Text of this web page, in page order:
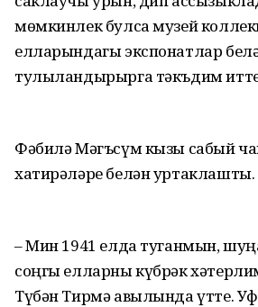
мөмкинлек булса музей
елларындагы экспонатлар
тулыландырырга тәкъдим
Фәбилә Мәгъсүм кызы сабый
хатирәләре белән уртаклашты.
– Мин 1941 елда туганмын,
соңгы елларны күбрәк
Түбән Тирмә авылында үтте.